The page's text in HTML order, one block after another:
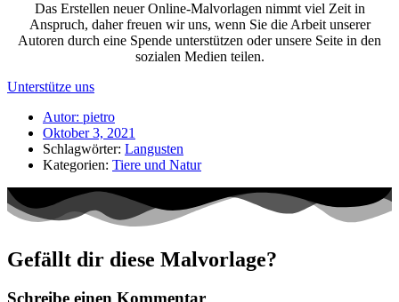
Das Erstellen neuer Online-Malvorlagen nimmt viel Zeit in
Anspruch, daher freuen wir uns, wenn Sie die Arbeit unserer
Autoren durch eine Spende unterstützen oder unsere Seite in den
sozialen Medien teilen.
Unterstütze uns
Autor: pietro
Oktober 3, 2021
Schlagwörter: Langusten
Kategorien: Tiere und Natur
Gefällt dir diese Malvorlage?